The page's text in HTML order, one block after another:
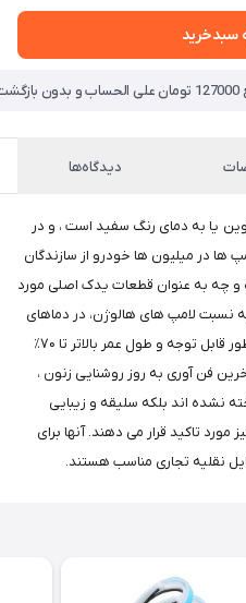
سبدخرید
دیدگاه‌ها
ها با دمای رنگ نور تا 6000 کلوین یا به دمای رنگ سفید است ، و در
ها در میلیون ها خودرو از سازندگان
و چه به عنوان قطعات یدک اصلی مورد
نسبت لامپ های هالوژن، در دماهای
رنگ نور چشمگیر، مصرف پایین انرژی بطور قابل توجه و طول عمر بالاتر تا ۷۰٪
فن آوری به روز روشنایی زنون ،
نشده اند بلکه سلیقه و زیبایی
تاکید قرار می دهند. آنها برای
نقلیه تجاری مناسب هستند.